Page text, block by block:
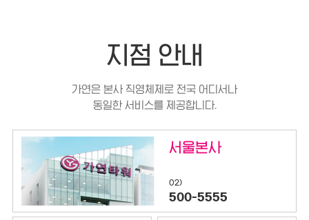
지점 안내
가연은 본사 직영체제로 전국 어디서나
동일한 서비스를 제공합니다.
서울본사
02)
500-5555